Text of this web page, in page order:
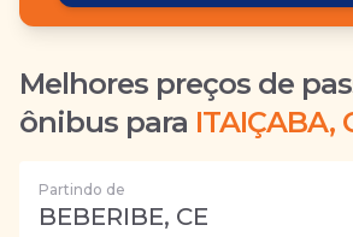
Melhores preços de
ônibus para ITAIÇABA,
Partindo de
BEBERIBE, CE